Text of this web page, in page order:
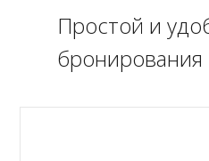
Простой и
бронирования